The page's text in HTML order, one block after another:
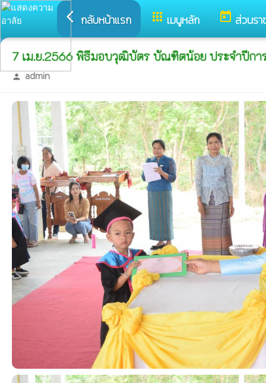
arrow_back_ios กลับหน้าแรก apps เมนูหลัก today ส่วนรา
7 เม.ย.2566 พิธีมอบวุฒิบัตร บัณฑิตน้อย ประจำปีกา
person admin